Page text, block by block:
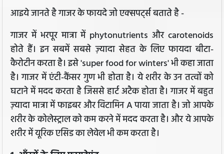
आइये जानते है गाजर के फायदे जो एक्सपर्ट्स बताते है -
गाजर में भरपूर मात्रा में phytonutrients और carotenoids
होते हैं। इन सबमें सबसे ज़्यादा सेहत के लिए फायदा बीटा-
कैरोटीन करता है। इसे 'super food for winters' भी कहा जाता
है। गाजर में एंटी-कैंसर गुण भी होता है। ये शरीर के उन तत्वों को
घटाने में मदद करता है जिससे हार्ट अटैक होता है। गाजर में बहुत
ज़्यादा मात्रा में फाइबर और विटामिन A पाया जाता है। जो आपके
शरीर के कोलेस्ट्राल को कम करने में मदद करता है। और ये आपके
शरीर में यूरिक एसिड का लेवेल भी कम करता है।